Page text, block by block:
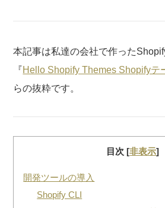
本記事は私達の会社で作った
『Hello Shopify Themes Shopifyテ
らの抜粋です。
目次[非表示]
開発ツールの導入
Shopify CLI